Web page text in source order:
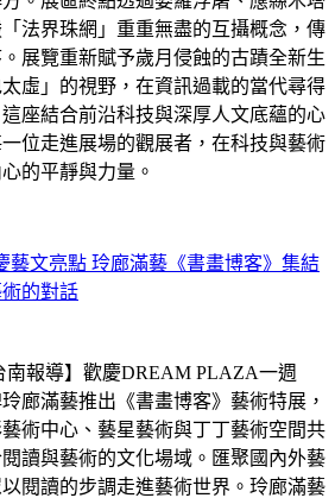
法界珠網」重重無盡的互攝概念，傳
展覽重新賦予歲月侵蝕的古蹟全新生
虛」的視野，在資訊過載的當代尋得
座結合前沿科技與深厚人文底蘊的心
位走進展場的觀展者，在科技與藝術
的平靜與力量。
藝文亮點 玲廊滿藝《書畫博客》集結
的對話
南報導】歡慶DREAM PLAZA一週
廊滿藝推出《書畫博客》藝術特展，
術中心、藝星藝術與丁丁藝術空間共
讀與藝術的文化場域。匯聚國內外藝
閱讀的步調走進藝術世界。玲廊滿藝